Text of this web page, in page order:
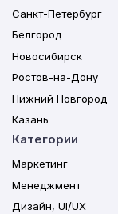
Санкт-Петербург
Белгород
Новосибирск
Ростов-на-Дону
Нижний Новгород
Казань
Категории
Маркетинг
Менеджмент
Дизайн, UI/UX